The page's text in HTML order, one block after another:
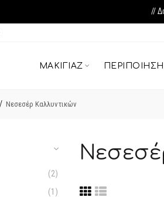
//
ΜΑΚΙΓΙΆΖ ΠΕΡΙΠΟΊΗΣΗ
Νεσεσέρ Καλλυντικών
2
1